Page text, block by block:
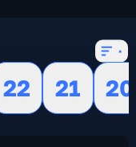
22 21
20